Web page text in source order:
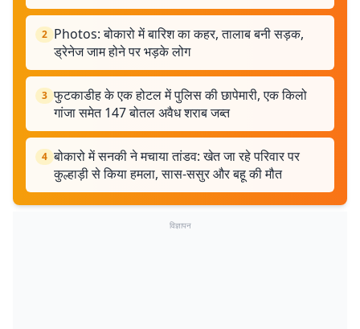
2 Photos: बोकारो में बारिश का कहर, तालाब बनी सड़क,
ड्रेनेज जाम होने पर भड़के लोग
3 फुटकाडीह के एक होटल में पुलिस की छापेमारी, एक किलो
गांजा समेत 147 बोतल अवैध शराब जब्त
4 बोकारो में सनकी ने मचाया तांडव: खेत जा रहे परिवार पर
कुल्हाड़ी से किया हमला, सास-ससुर और बहू की मौत
विज्ञापन